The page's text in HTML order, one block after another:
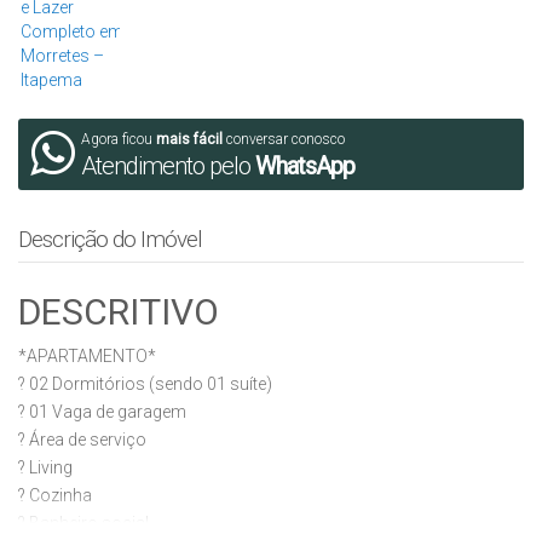
Agora ficou mais fácil conversar conosco
Atendimento peloWhatsApp
Descrição do Imóvel
DESCRITIVO
*APARTAMENTO*
? 02 Dormitórios (sendo 01 suíte)
? 01 Vaga de garagem
? Área de serviço
? Living
? Cozinha
? Banheiro social